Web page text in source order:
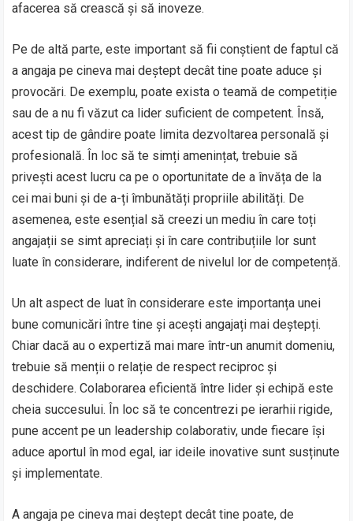
afacerea să crească și să inoveze.
Pe de altă parte, este important să fii conștient de faptul că
a angaja pe cineva mai deștept decât tine poate aduce și
provocări. De exemplu, poate exista o teamă de competiție
sau de a nu fi văzut ca lider suficient de competent. Însă,
acest tip de gândire poate limita dezvoltarea personală și
profesională. În loc să te simți amenințat, trebuie să
privești acest lucru ca pe o oportunitate de a învăța de la
cei mai buni și de a-ți îmbunătăți propriile abilități. De
asemenea, este esențial să creezi un mediu în care toți
angajații se simt apreciați și în care contribuțiile lor sunt
luate în considerare, indiferent de nivelul lor de competență.
Un alt aspect de luat în considerare este importanța unei
bune comunicări între tine și acești angajați mai deștepți.
Chiar dacă au o expertiză mai mare într-un anumit domeniu,
trebuie să menții o relație de respect reciproc și
deschidere. Colaborarea eficientă între lider și echipă este
cheia succesului. În loc să te concentrezi pe ierarhii rigide,
pune accent pe un leadership colaborativ, unde fiecare își
aduce aportul în mod egal, iar ideile inovative sunt susținute
și implementate.
A angaja pe cineva mai deștept decât tine poate, de